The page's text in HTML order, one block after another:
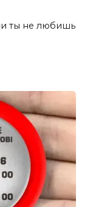
ты не любишь